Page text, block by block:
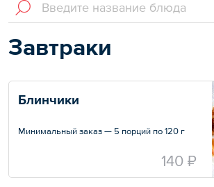
Завтраки
Блинчики
Минимальный заказ — 5 порций по 120 г
140 ₽